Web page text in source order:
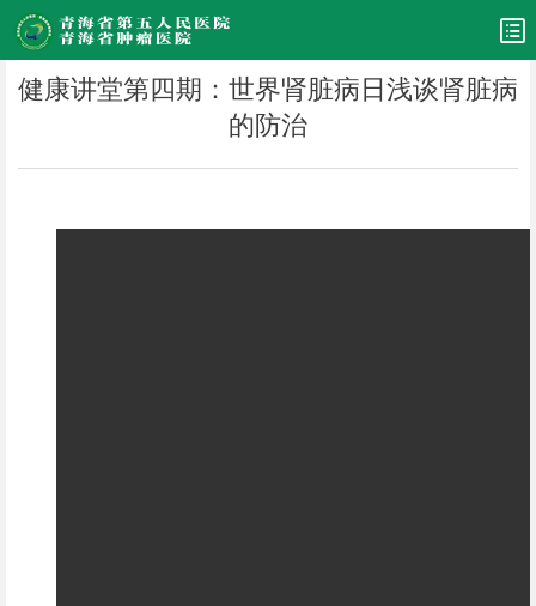
健康讲堂第四期：世界肾脏病日浅谈肾脏病
的防治